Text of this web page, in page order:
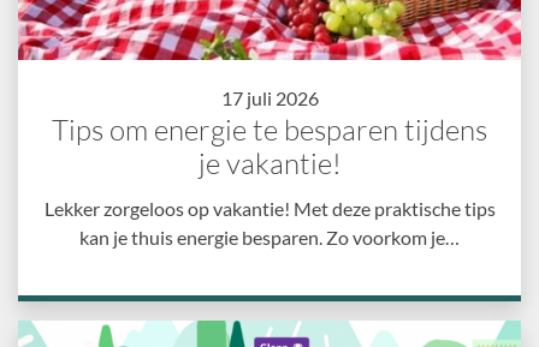
17 juli 2026
Tips om energie te besparen tijdens
je vakantie!
Lekker zorgeloos op vakantie! Met deze praktische tips
kan je thuis energie besparen. Zo voorkom je…